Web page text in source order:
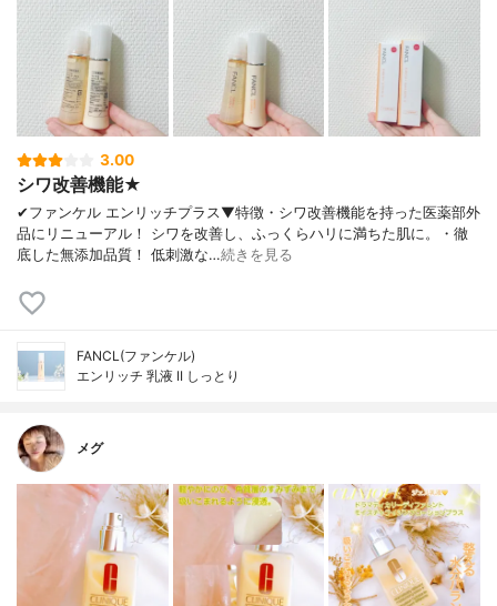
3.00
シワ改善機能★
✔︎ファンケル エンリッチプラス▼特徴・シワ改善機能を持った医薬部外
品にリニューアル！ シワを改善し、ふっくらハリに満ちた肌に。・徹
底した無添加品質！ 低刺激な…続きを見る
FANCL(ファンケル)
エンリッチ 乳液 II しっとり
メグ